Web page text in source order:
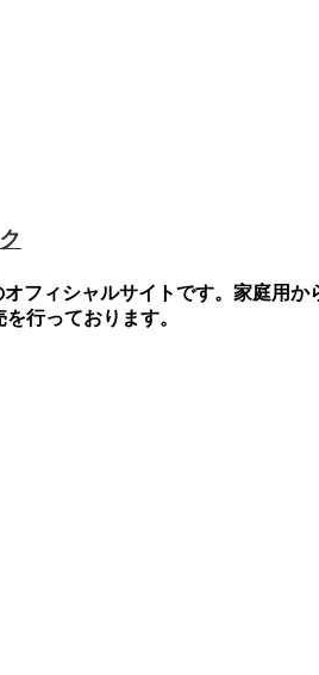
フィシャルサイトです。家庭用か
行っております。